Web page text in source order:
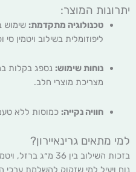
יתרונות המוצר:
טכנולוגיה מתקדמת: שימוש
ליפוזומלית בשילוב ויטמין סי
נוחות שימוש: נספג בקלות
מצריכת מוצרי חלב.
חוויה נקייה: כמוסות ללא
למי מתאים גרינאיירון?
בזכות השילוב בין
נוח ויעיל למי שזקוק להשלמת ערכי